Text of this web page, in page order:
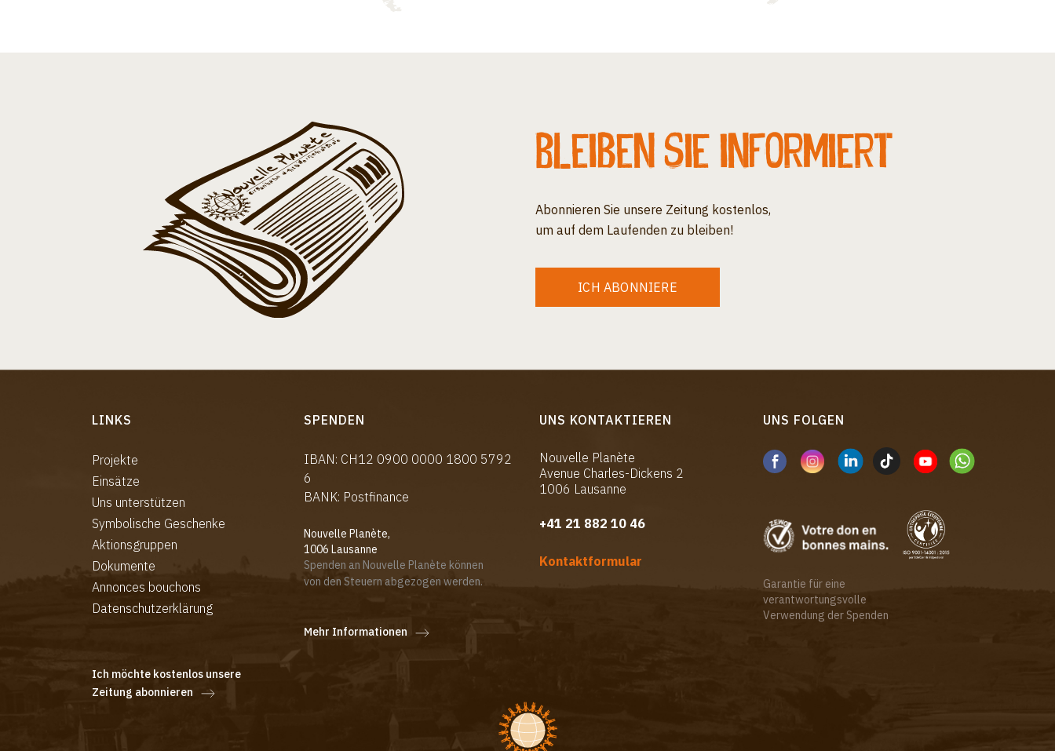
Bleiben Sie informiert
Abonnieren Sie unsere Zeitung kostenlos,
um auf dem Laufenden zu bleiben!
ICH ABONNIERE
LINKS
Projekte
Einsätze
Uns unterstützen
Symbolische Geschenke
Aktionsgruppen
Dokumente
Annonces bouchons
Datenschutzerklärung
Ich möchte kostenlos unsere
Zeitung abonnieren
SPENDEN
IBAN: CH12 0900 0000 1800 5792
6
BANK: Postfinance
Nouvelle Planète,
1006 Lausanne
Spenden an Nouvelle Planète können
von den Steuern abgezogen werden.
Mehr Informationen
UNS KONTAKTIEREN
Nouvelle Planète
Avenue Charles-Dickens 2
1006 Lausanne
+41 21 882 10 46
Kontaktformular
UNS FOLGEN
Garantie für eine
verantwortungsvolle
Verwendung der Spenden